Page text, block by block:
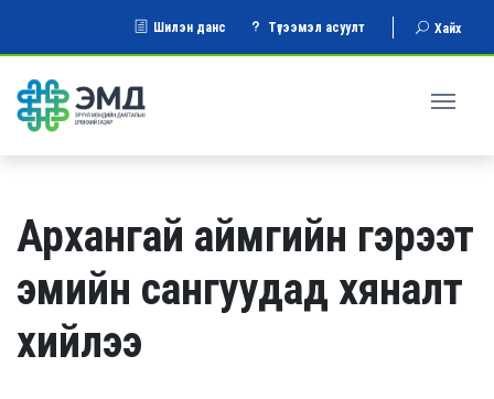
Шилэн данс Түгээмэл асуулт Хайх
Архангай аймгийн гэрээт
эмийн сангуудад хяналт
хийлээ